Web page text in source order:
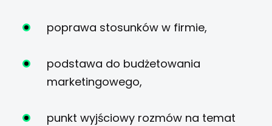
poprawa stosunków w firmie,
podstawa do budżetowania
marketingowego,
punkt wyjściowy rozmów na temat